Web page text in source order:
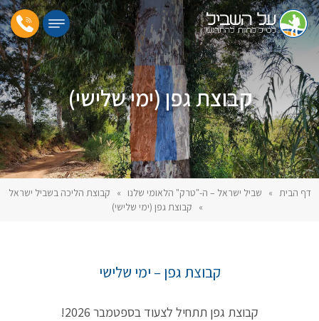
קבוצת גפן (ימי שלישי)
דף הבית » שביל ישראל – ה-"טרק" הלאומי שלנו » קבוצת הליכה בשביל ישראל
» קבוצת גפן (ימי שלישי)
קבוצת גפן – ימי שלישי
קבוצת גפן תתחיל לצעוד בספטמבר 2026!